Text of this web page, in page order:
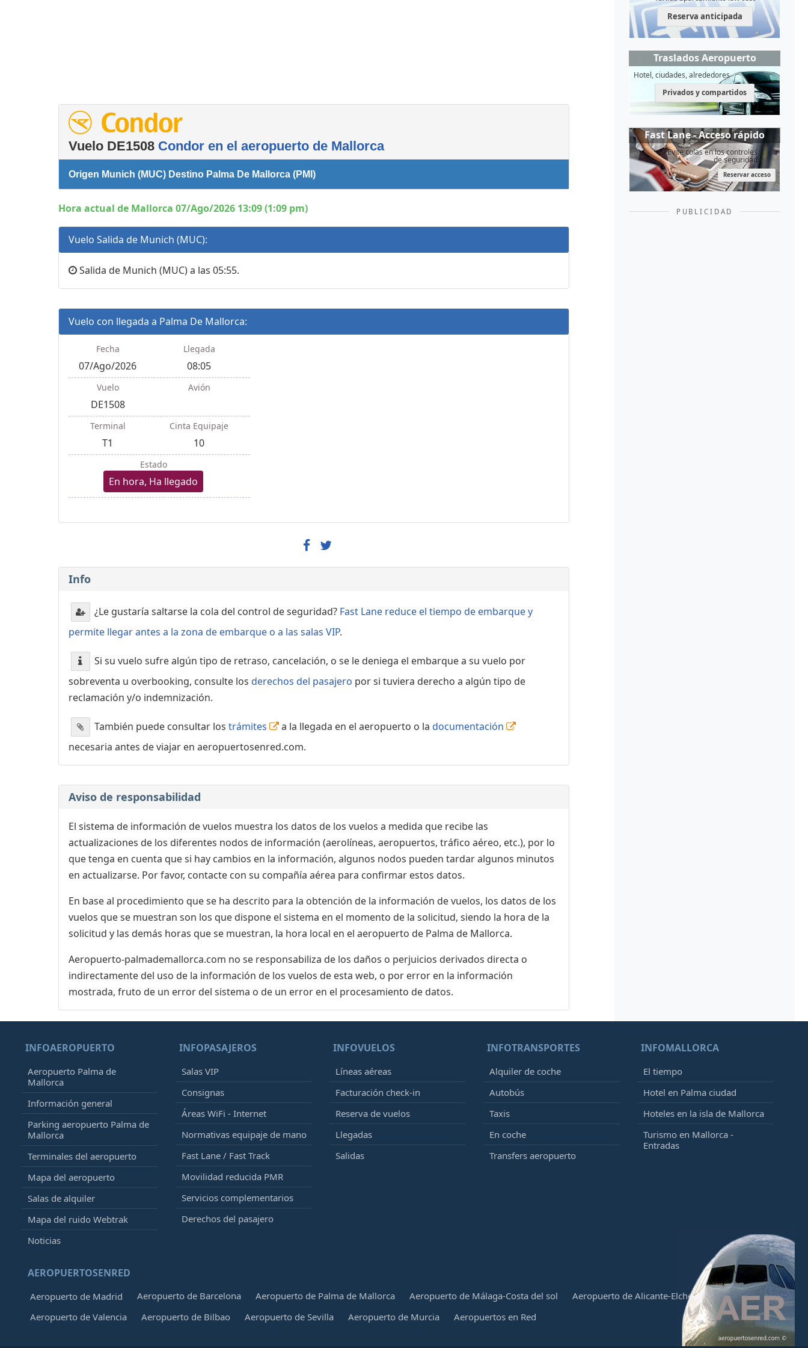
Vuelo DE1508 Condor en el aeropuerto de Mallorca
Origen Munich (MUC) Destino Palma De Mallorca (PMI)
Hora actual de Mallorca 07/Ago/2026 13:09 (1:09 pm)
Vuelo Salida de Munich (MUC):
Salida de Munich (MUC) a las 05:55.
Vuelo con llegada a Palma De Mallorca:
Fecha
07/Ago/2026
Llegada
08:05
Vuelo
DE1508
Avión
Terminal
T1
Cinta Equipaje
10
Estado
En hora, Ha llegado
Info
¿Le gustaría saltarse la cola del control de seguridad? Fast Lane reduce el tiempo de embarque y
permite llegar antes a la zona de embarque o a las salas VIP.
Si su vuelo sufre algún tipo de retraso, cancelación, o se le deniega el embarque a su vuelo por
sobreventa u overbooking, consulte los derechos del pasajero por si tuviera derecho a algún tipo de
reclamación y/o indemnización.
También puede consultar los trámites a la llegada en el aeropuerto o la documentación
necesaria antes de viajar en aeropuertosenred.com.
Aviso de responsabilidad
El sistema de información de vuelos muestra los datos de los vuelos a medida que recibe las
actualizaciones de los diferentes nodos de información (aerolíneas, aeropuertos, tráfico aéreo, etc.), por lo
que tenga en cuenta que si hay cambios en la información, algunos nodos pueden tardar algunos minutos
en actualizarse. Por favor, contacte con su compañía aérea para confirmar estos datos.
En base al procedimiento que se ha descrito para la obtención de la información de vuelos, los datos de los
vuelos que se muestran son los que dispone el sistema en el momento de la solicitud, siendo la hora de la
solicitud y las demás horas que se muestran, la hora local en el aeropuerto de Palma de Mallorca.
Aeropuerto-palmademallorca.com no se responsabiliza de los daños o perjuicios derivados directa o
indirectamente del uso de la información de los vuelos de esta web, o por error en la información
mostrada, fruto de un error del sistema o de un error en el procesamiento de datos.
Reserva anticipada
Traslados Aeropuerto
Hotel, ciudades, alrededores
Privados y compartidos
Fast Lane - Acceso rápido
Evite colas en los controles
de seguridad
Reservar acceso
PUBLICIDAD
INFOAEROPUERTO
Aeropuerto Palma de
Mallorca
Información general
Parking aeropuerto Palma de
Mallorca
Terminales del aeropuerto
Mapa del aeropuerto
Salas de alquiler
Mapa del ruido Webtrak
Noticias
INFOPASAJEROS
Salas VIP
Consignas
Áreas WiFi - Internet
Normativas equipaje de mano
Fast Lane / Fast Track
Movilidad reducida PMR
Servicios complementarios
Derechos del pasajero
INFOVUELOS
Líneas aéreas
Facturación check-in
Reserva de vuelos
Llegadas
Salidas
INFOTRANSPORTES
Alquiler de coche
Autobús
Taxis
En coche
Transfers aeropuerto
INFOMALLORCA
El tiempo
Hotel en Palma ciudad
Hoteles en la isla de Mallorca
Turismo en Mallorca -
Entradas
AEROPUERTOSENRED
Aeropuerto de Madrid Aeropuerto de Barcelona Aeropuerto de Palma de Mallorca Aeropuerto de Málaga-Costa del sol
Aeropuerto de Alicante-Elche
Aeropuerto de Valencia
Aeropuerto de Bilbao Aeropuerto de Sevilla Aeropuerto de Murcia Aeropuertos en Red